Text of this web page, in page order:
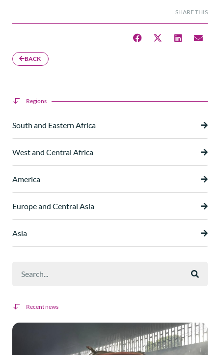
SHARE THIS
BACK
Regions
South and Eastern Africa
West and Central Africa
America
Europe and Central Asia
Asia
Recent news